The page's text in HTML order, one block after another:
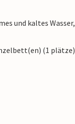
und kaltes Wasser,
(1 plätze)